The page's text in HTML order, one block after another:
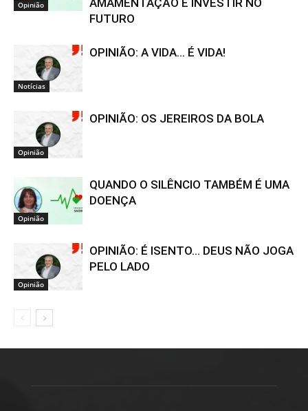
Opinião
AMAMENTAÇÃO É INVESTIR NO
FUTURO
Notícias
OPINIÃO: A VIDA… É VIDA!
Opinião
OPINIÃO: OS JEREIROS DA BOLA
Opinião
QUANDO O SILÊNCIO TAMBÉM É UMA
DOENÇA
Opinião
OPINIÃO: É ISENTO… DEUS NÃO JOGA
PELO LADO